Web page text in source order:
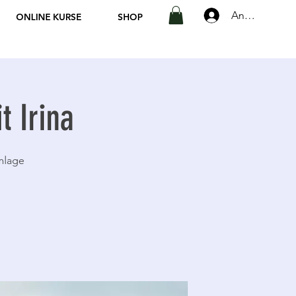
ONLINE KURSE SHOP Anmelden
Irina